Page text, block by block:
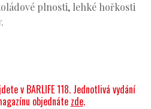
plnosti, lehké hořkosti
v BARLIFE 118. Jednotlivá vydání
objednáte zde.